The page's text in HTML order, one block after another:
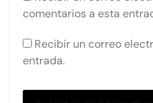
comentarios a esta
Recibir un correo
entrada.